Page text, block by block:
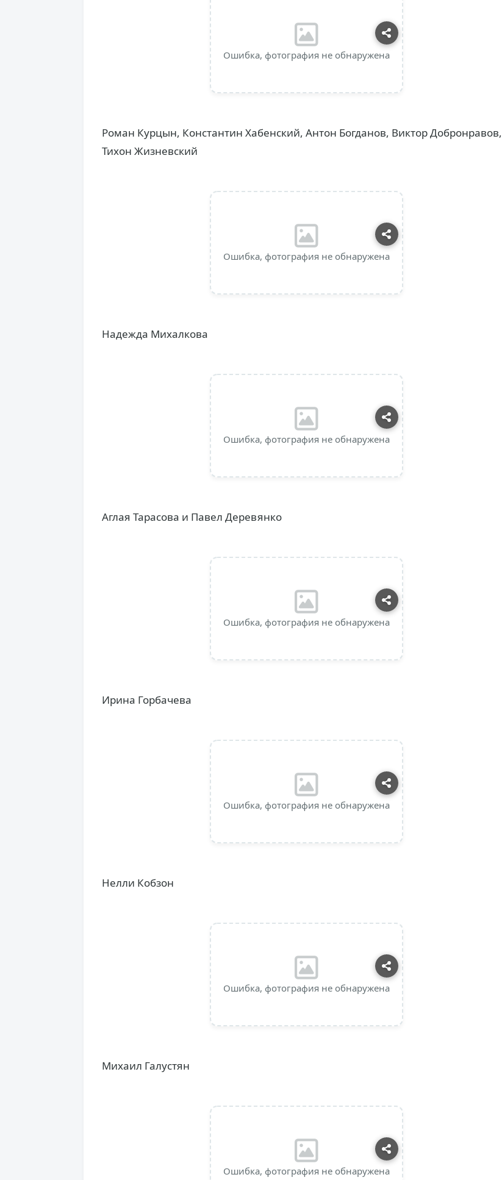
Ошибка, фотография не обнаружена
Роман Курцын, Константин Хабенский, Антон Богданов, Виктор Добронравов,
Тихон Жизневский
Ошибка, фотография не обнаружена
Надежда Михалкова
Ошибка, фотография не обнаружена
Аглая Тарасова и Павел Деревянко
Ошибка, фотография не обнаружена
Ирина Горбачева
Ошибка, фотография не обнаружена
Нелли Кобзон
Ошибка, фотография не обнаружена
Михаил Галустян
Ошибка, фотография не обнаружена